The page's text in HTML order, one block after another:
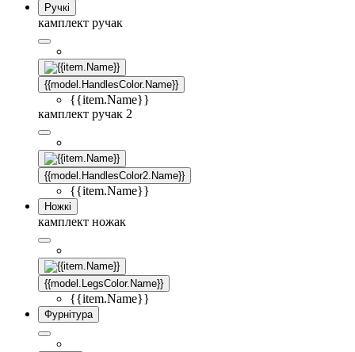
Ручкі
камплект ручак
{{model.HandlesColor.Name}}
{{item.Name}}
камплект ручак 2
{{model.HandlesColor2.Name}}
{{item.Name}}
Ножкі
камплект ножак
{{model.LegsColor.Name}}
{{item.Name}}
Фурнітура